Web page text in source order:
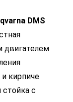
DMS
двигателем
кирпиче
с